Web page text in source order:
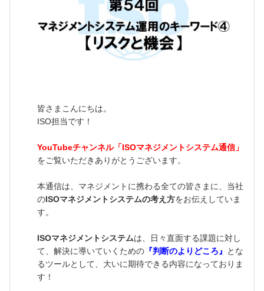
皆さまこんにちは。
ISO担当です！
YouTubeチャンネル「ISOマネジメントシステム通信」
をご覧いただきありがとうございます。
本通信は、マネジメントに携わる全ての皆さまに、当社
のISOマネジメントシステムの考え方をお伝えしていま
す。
ISOマネジメントシステムは、日々直面する課題に対し
て、解決に導いていくための 『判断のよりどころ』
とな
るツールとして、大いに期待できる内容になっておりま
す！